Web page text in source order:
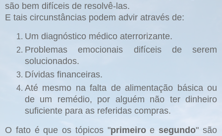
são bem difíceis de resolvê-las.
E tais circunstâncias podem advir através de:
Um diagnóstico médico aterrorizante.
Problemas emocionais difíceis de serem
solucionados.
Dívidas financeiras.
Até mesmo na falta de alimentação básica ou
de um remédio, por alguém não ter dinheiro
suficiente para as referidas compras.
O fato é que os tópicos "primeiroe segundo" são